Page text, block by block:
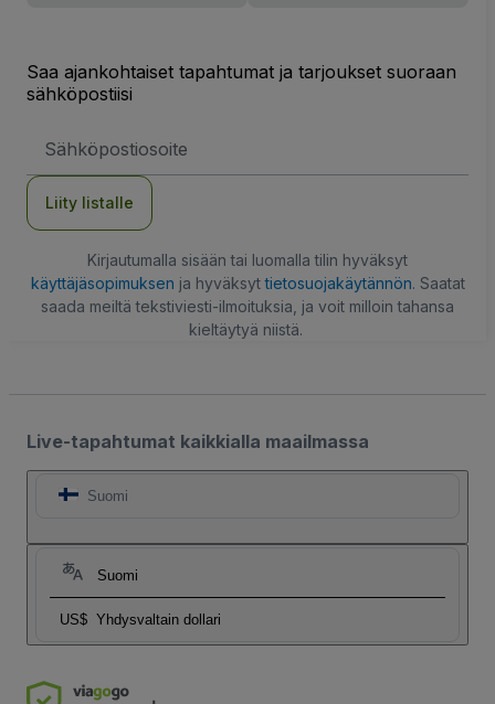
Saa ajankohtaiset tapahtumat ja tarjoukset suoraan
sähköpostiisi
Liity listalle
Kirjautumalla sisään tai luomalla tilin hyväksyt
käyttäjäsopimuksen ja hyväksyttietosuojakäytännön. Saatat
saada meiltä tekstiviesti-ilmoituksia, ja voit milloin tahansa
kieltäytyä niistä.
Live-tapahtumat kaikkialla maailmassa
Suomi
Suomi
US$ Yhdysvaltain dollari